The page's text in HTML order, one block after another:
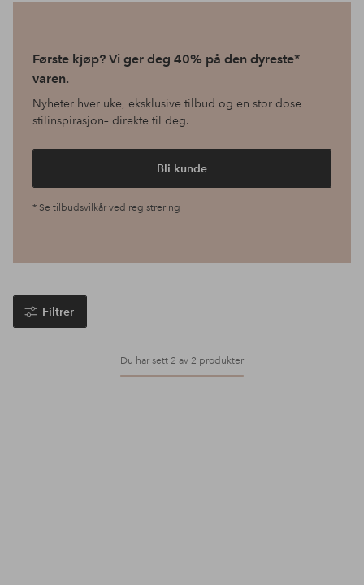
Første kjøp? Vi ger deg 40% på den dyreste*
varen.
Nyheter hver uke, eksklusive tilbud og en stor dose
stilinspirasjon– direkte til deg.
Bli kunde
* Se tilbudsvilkår ved registrering
Filtrer
Du har sett 2 av 2 produkter